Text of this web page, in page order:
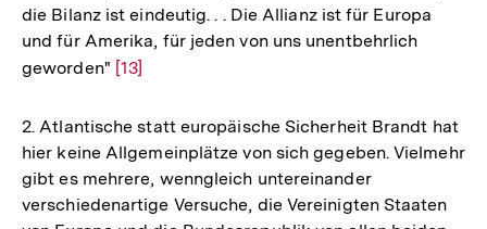
die Bilanz ist eindeutig. . . Die Allianz ist für Europa
und für Amerika, für jeden von uns unentbehrlich
geworden" Zur
der
Fußnote
[13]
2. Atlantische statt europäische Sicherheit Brandt hat
hier keine Allgemeinplätze von sich gegeben. Vielmehr
gibt es mehrere, wenngleich untereinander
verschiedenartige Versuche, die Vereinigten Staaten